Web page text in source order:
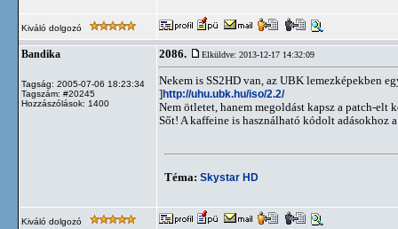
Kiváló dolgozó
Bandika
Tagság: 2005-07-06 18:23:34
Tagszám: #20245
Hozzászólások: 1400
2086. Elküldve: 2013-12-17 14:32:09
Nekem is SS2HD van, az UBK lemezképekben
]http://uhu.ubk.hu/iso/2.2/
Nem ötletet, hanem megoldást kapsz a patch-elt
Sőt! A kaffeine is használható kódolt adásokhoz
Téma: Skystar HD
Kiváló dolgozó